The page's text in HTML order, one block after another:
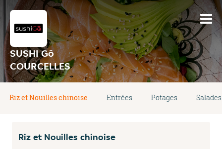
SUSHI Gô
COURCELLES
Riz et Nouilles chinoise Entrées Potages Salades
Riz et Nouilles chinoise